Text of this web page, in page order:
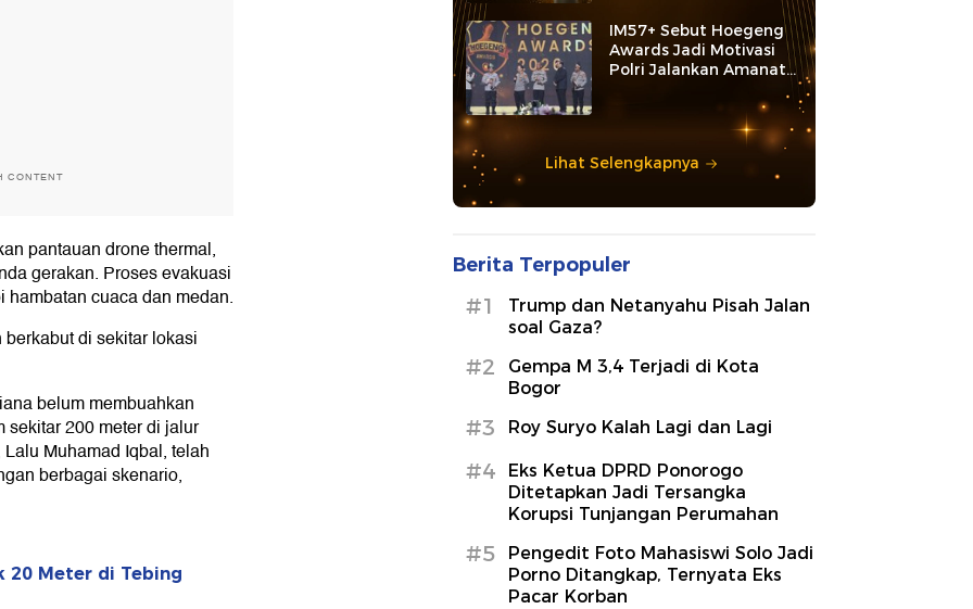
CONTENT
pantauan drone thermal,
gerakan. Proses evakuasi
cuaca dan medan.
di sekitar lokasi
belum membuahkan
sekitar 200 meter di jalur
Muhamad Iqbal, telah
berbagai skenario,
20 Meter di Tebing
IM57+ Sebut Hoegeng
Awards Jadi Motivasi
Polri Jalankan Amanat
Lihat Selengkapnya
Berita Terpopuler
#1
Trump dan Netanyahu Pisah Jalan
soal Gaza?
#2
Gempa M 3,4 Terjadi di Kota
Bogor
#3 Roy Suryo Kalah Lagi dan Lagi
#4
Eks Ketua DPRD Ponorogo
Ditetapkan Jadi Tersangka
Korupsi Tunjangan Perumahan
#5
Pengedit Foto Mahasiswi Solo Jadi
Porno Ditangkap, Ternyata Eks
Pacar Korban